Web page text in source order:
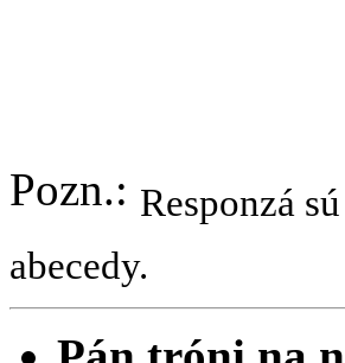
Pozn.: Responzá
abecedy.